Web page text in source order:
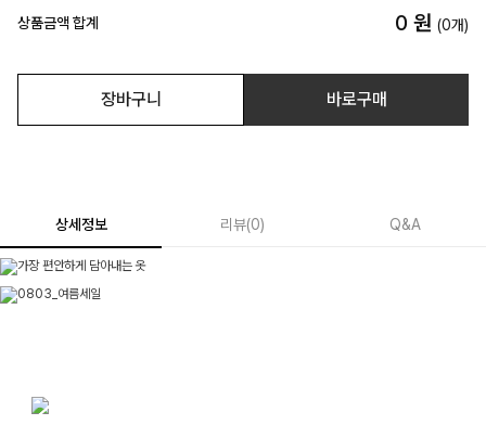
상품금액 합계 0 원 (0개)
장바구니 바로구매
상세정보 리뷰(0) Q&A